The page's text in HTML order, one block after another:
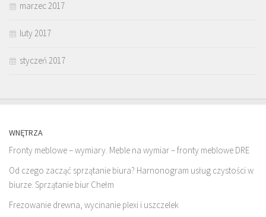
marzec 2017
luty 2017
styczeń 2017
WNĘTRZA
Fronty meblowe – wymiary. Meble na wymiar – fronty meblowe DRE
Od czego zacząć sprzątanie biura? Harnonogram usług czystości w
biurze. Sprzątanie biur Chełm
Frezowanie drewna, wycinanie plexi i uszczelek